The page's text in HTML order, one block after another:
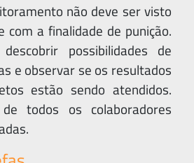
não deve ser visto
com a finalidade de punição.
possibilidades de
e observar se os resultados
estão sendo atendidos.
todos os colaboradores